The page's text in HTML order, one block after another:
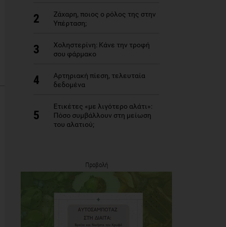
2
Ζάχαρη, ποιος ο ρόλος της στην
Yπέρταση;
3
Χοληστερίνη: Κάνε την τροφή
σου φάρμακο
4
Αρτηριακή πίεση, τελευταία
δεδομένα
5
Ετικέτες «με λιγότερο αλάτι»:
Πόσο συμβάλλουν στη μείωση
του αλατιού;
Προβολή